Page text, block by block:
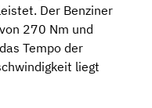
Der Benziner
270 Nm und
Tempo der
liegt